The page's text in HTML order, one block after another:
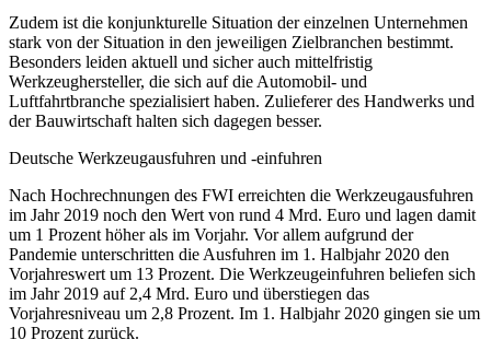
Zudem ist die konjunkturelle Situation der einzelnen Unternehmen
stark von der Situation in den jeweiligen Zielbranchen bestimmt.
Besonders leiden aktuell und sicher auch mittelfristig
Werkzeughersteller, die sich auf die Automobil- und
Luftfahrtbranche spezialisiert haben. Zulieferer des Handwerks und
der Bauwirtschaft halten sich dagegen besser.
Deutsche Werkzeugausfuhren und -einfuhren
Nach Hochrechnungen des FWI erreichten die Werkzeugausfuhren
im Jahr 2019 noch den Wert von rund 4 Mrd. Euro und lagen damit
um 1 Prozent höher als im Vorjahr. Vor allem aufgrund der
Pandemie unterschritten die Ausfuhren im 1. Halbjahr 2020 den
Vorjahreswert um 13 Prozent. Die Werkzeugeinfuhren beliefen sich
im Jahr 2019 auf 2,4 Mrd. Euro und überstiegen das
Vorjahresniveau um 2,8 Prozent. Im 1. Halbjahr 2020 gingen sie um
10 Prozent zurück.